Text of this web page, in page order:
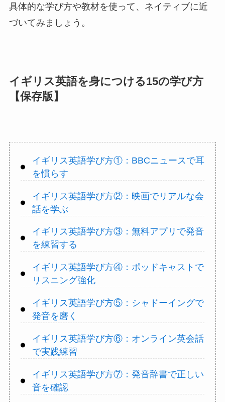
具体的な学び方や教材を使って、ネイティブに近
づいてみましょう。
イギリス英語を身につける15の学び方
【保存版】
イギリス英語学び方①：BBCニュースで耳
を慣らす
イギリス英語学び方②：映画でリアルな会
話を学ぶ
イギリス英語学び方③：無料アプリで発音
を練習する
イギリス英語学び方④：ポッドキャストで
リスニング強化
イギリス英語学び方⑤：シャドーイングで
発音を磨く
イギリス英語学び方⑥：オンライン英会話
で実践練習
イギリス英語学び方⑦：発音辞書で正しい
音を確認